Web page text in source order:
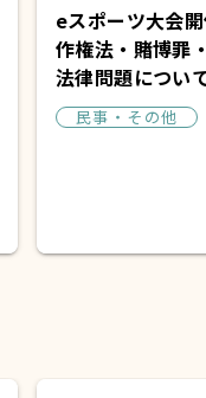
eスポーツ大会
作権法・賭博罪
法律問題につい
民事・その他